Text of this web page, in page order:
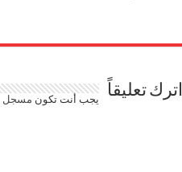
اترك تعليقاً يجب أنت تكون مسجل